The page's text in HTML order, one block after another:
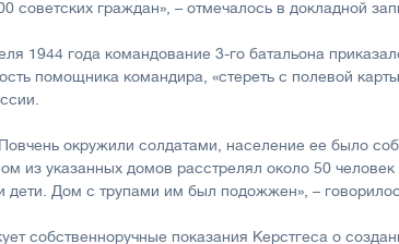
советских граждан», – отмечалось в докладной
1944 года командование 3-го батальона
помощника командира, «стереть с полевой
окружили солдатами, население ее было
из указанных домов расстрелял около 50
Дом с трупами им был подожжен», –
собственноручные показания Керстгеса о